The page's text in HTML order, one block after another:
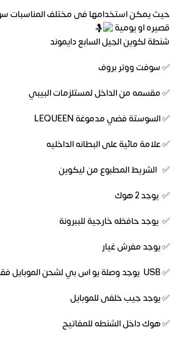
حيث يمكن استخدامها فى مختلف المناسبات
قصيره او يومية
شنطة لكوين الجيل السابع دايموند
✅ سوفت ووتر بروف
✅ مقسمه من الداخل لمستلزمات البيبي
✅ السوستة فضي مدموغة LEQUEEN
✅ علامة مائية على البطانه الداخليه
✅ الشريط المطبوع من ليكوين
✅ يوجد 2 هوك
✅ يوجد حافظه خارجية للببرونة
✅ يوجد مفرش غيار
✅ USB يوجد وصلة يو اس بي لشحن الموبايل فقط
✅ يوجد جيب خلفى للموبايل
✅ هوك داخل الشنطه للمفاتيح